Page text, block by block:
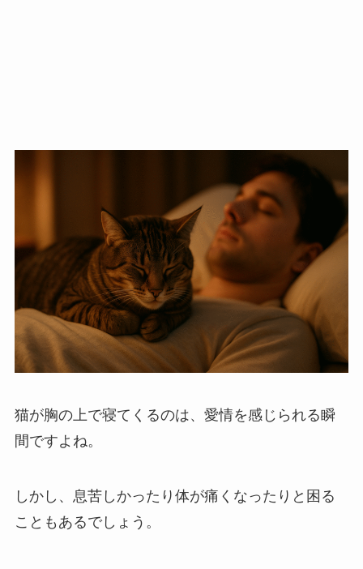
猫が胸の上で寝てくるのは、愛情を感じられる瞬
間ですよね。
しかし、息苦しかったり体が痛くなったりと困る
こともあるでしょう。